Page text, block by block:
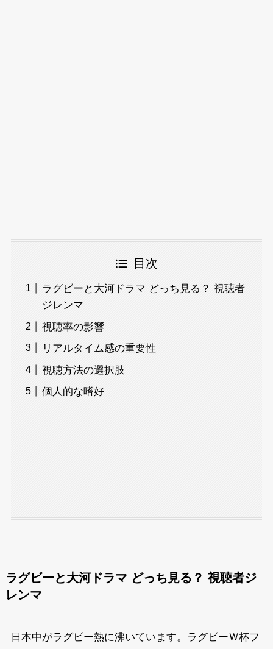
目次
ラグビーと大河ドラマ どっち見る？ 視聴者
ジレンマ
視聴率の影響
リアルタイム感の重要性
視聴方法の選択肢
個人的な嗜好
ラグビーと大河ドラマ どっち見る？ 視聴者ジ
レンマ
日本中がラグビー熱に沸いています。ラグビーＷ杯フ